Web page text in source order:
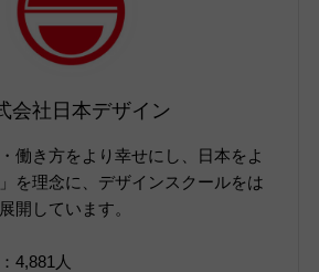
会社日本デザイン
働き方をより幸せにし、日本をよ
を理念に、デザインスクールをは
開しています。
4,881人